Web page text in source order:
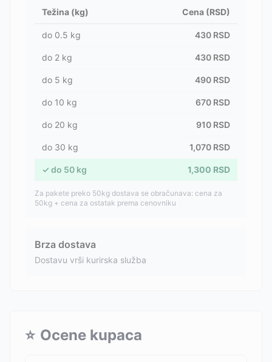
Težina (kg) Cena (RSD)
do 0.5 kg 430 RSD
do 2 kg 430 RSD
do 5 kg 490 RSD
do 10 kg 670 RSD
do 20 kg 910 RSD
do 30 kg 1,070 RSD
✓ do 50 kg 1,300 RSD
Za pakete preko 50kg dostava se obračunava: cena za
50kg + cena za ostatak prema cenovniku
Brza dostava
Dostavu vrši kurirska služba
⭐ Ocene kupaca